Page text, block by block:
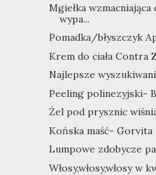
Mgiełka
wypa...
Pomadka/błyszczyk
Krem do ciała Contra
Najlepsze
Peeling polinezyjski-
Żel pod prysznic
Końska maść- Gorvita
Lumpowe zdobycze
Włosy,włosy,włosy w